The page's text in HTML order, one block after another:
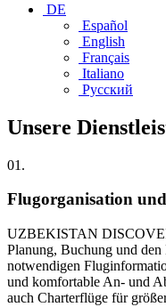
DE
Español
English
Français
Italiano
Русский
Unsere
01.
Flugorganisation
UZBEKISTAN
Planung, Buchung und
notwendigen
und komfortable An- und
auch Charterflüge für